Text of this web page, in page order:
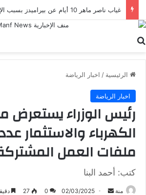
غياب ناصر ماهر 10 أيام عن بيراميدز بسبب الإصابة
الرئيسية / اخبار الرياضة
اخبار الرياضة
رئيس الوزراء يستعرض
الكهرباء والاستثمار
ملفات العمل
كتب: أحمد البنا
منة
أرسل 02/03/2025
0
27